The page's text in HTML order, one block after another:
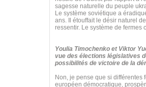
sagesse naturelle du peuple
Le système soviétique a
ans. Il étouffait le désir naturel
ressentir. Le système de
Youlia Timochenko et Viktor
vue des élections législatives
possibilités de victoire de la
Non, je pense que si différentes
européen démocratique,